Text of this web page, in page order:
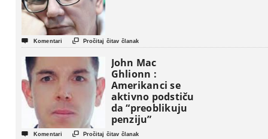
 Komentari  Pročitaj čitav članak
John Mac
Ghlionn :
Amerikanci se
aktivno podstiču
da “preoblikuju
penziju”
 Komentari  Pročitaj čitav članak